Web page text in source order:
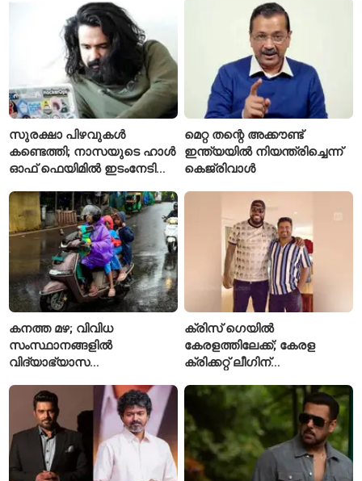
ലക്ഷണമെന്ന് വിദഗ്ധർ
ഹൈക്കോടതി
സുരക്ഷാ പിഴവുകൾ
കണ്ടെത്തി; നാസയുടെ ഹാൾ
ഓഫ് ഫെയിമിൽ ഇടംനേടി
മെറ്റ തന്റെ അക്കൗണ്ട്
ഇന്ത്യയിൽ നിയന്ത്രിച്ചെന്ന്
കെജ്‌രിവാൾ
കനത്ത മഴ; വിവിധ
സംസ്ഥാനങ്ങളിൽ
വിദ്യാഭ്യാസ
പ്രഖ്യാപിച്ചു
ക്രിസ് ഗെയിൽ
കേരളത്തിലേക്ക്; കേരള
ക്രിക്കറ്റ് ലീഗിന്
താരങ്ങൾക്ക് പരിശീലനം
നൽകും